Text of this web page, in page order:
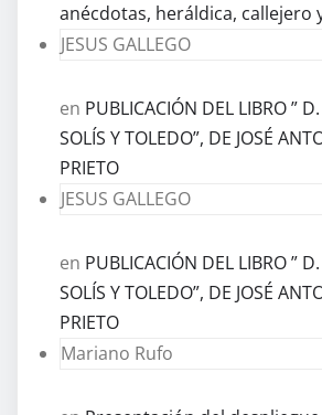
anécdotas, heráldica, callejero
JESUS GALLEGO
en PUBLICACIÓN DEL LIBRO ”
SOLÍS Y TOLEDO”, DE JOSÉ
PRIETO
JESUS GALLEGO
en PUBLICACIÓN DEL LIBRO ”
SOLÍS Y TOLEDO”, DE JOSÉ
PRIETO
Mariano Rufo